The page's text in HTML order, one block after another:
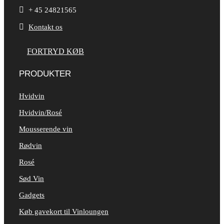
 + 45 24821565
 Kontakt os
FORTRYD KØB
PRODUKTER
Hvidvin
Hvidvin/Rosé
Mousserende vin
Rødvin
Rosé
Sød Vin
Gadgets
Køb gavekort til Vinloungen